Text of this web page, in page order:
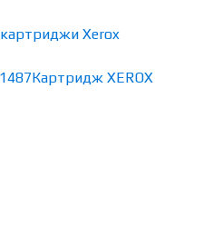
Xerox
Картридж XEROX